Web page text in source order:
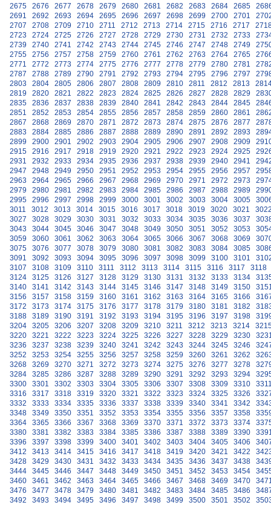
2675
2676 2677 2678 2679 2680 2681 2682 2683 2684 2685
2691
2692 2693 2694 2695 2696 2697 2698 2699 2700 2701
2707
2708 2709 2710 2711 2712 2713 2714 2715 2716 2717
2723
2724 2725 2726 2727 2728 2729 2730 2731 2732 2733
2739
2740 2741 2742 2743 2744 2745 2746 2747 2748 2749
2755
2756 2757 2758 2759 2760 2761 2762 2763 2764 2765
2771
2772 2773 2774 2775 2776 2777 2778 2779 2780 2781
2787
2788 2789 2790 2791 2792 2793 2794 2795 2796 2797
2803
2804 2805 2806 2807 2808 2809 2810 2811 2812 2813
2819
2820 2821 2822 2823 2824 2825 2826 2827 2828 2829
2835
2836 2837 2838 2839 2840 2841 2842 2843 2844 2845
2851
2852 2853 2854 2855 2856 2857 2858 2859 2860 2861
2867
2868 2869 2870 2871 2872 2873 2874 2875 2876 2877
2883
2884 2885 2886 2887 2888 2889 2890 2891 2892 2893
2899
2900 2901 2902 2903 2904 2905 2906 2907 2908 2909
2915
2916 2917 2918 2919 2920 2921 2922 2923 2924 2925
2931
2932 2933 2934 2935 2936 2937 2938 2939 2940 2941
2947
2948 2949 2950 2951 2952 2953 2954 2955 2956 2957
2963
2964 2965 2966 2967 2968 2969 2970 2971 2972 2973
2979
2980 2981 2982 2983 2984 2985 2986 2987 2988 2989
2995
2996 2997 2998 2999 3000 3001 3002 3003 3004 3005
3011
3012 3013 3014 3015 3016 3017 3018 3019 3020 3021
3027
3028 3029 3030 3031 3032 3033 3034 3035 3036 3037
3043
3044 3045 3046 3047 3048 3049 3050 3051 3052 3053
3059
3060 3061 3062 3063 3064 3065 3066 3067 3068 3069
3075
3076 3077 3078 3079 3080 3081 3082 3083 3084 3085
3091
3092 3093 3094 3095 3096 3097 3098 3099 3100 3101
3107
3108 3109 3110 3111 3112 3113 3114 3115 3116 3117
3118
3124
3125 3126 3127 3128 3129 3130 3131 3132 3133 3134
3140
3141 3142 3143 3144 3145 3146 3147 3148 3149 3150
3156
3157 3158 3159 3160 3161 3162 3163 3164 3165 3166
3172
3173 3174 3175 3176 3177 3178 3179 3180 3181 3182
3188
3189 3190 3191 3192 3193 3194 3195 3196 3197 3198
3204
3205 3206 3207 3208 3209 3210 3211 3212 3213 3214
3220
3221 3222 3223 3224 3225 3226 3227 3228 3229 3230
3236
3237 3238 3239 3240 3241 3242 3243 3244 3245 3246
3252
3253 3254 3255 3256 3257 3258 3259 3260 3261 3262
3268
3269 3270 3271 3272 3273 3274 3275 3276 3277 3278
3284
3285 3286 3287 3288 3289 3290 3291 3292 3293 3294
3300
3301 3302 3303 3304 3305 3306 3307 3308 3309 3310
3316
3317 3318 3319 3320 3321 3322 3323 3324 3325 3326
3332
3333 3334 3335 3336 3337 3338 3339 3340 3341 3342
3348
3349 3350 3351 3352 3353 3354 3355 3356 3357 3358
3364
3365 3366 3367 3368 3369 3370 3371 3372 3373 3374
3380
3381 3382 3383 3384 3385 3386 3387 3388 3389 3390
3396
3397 3398 3399 3400 3401 3402 3403 3404 3405 3406
3412
3413 3414 3415 3416 3417 3418 3419 3420 3421 3422
3428
3429 3430 3431 3432 3433 3434 3435 3436 3437 3438
3444
3445 3446 3447 3448 3449 3450 3451 3452 3453 3454
3460
3461 3462 3463 3464 3465 3466 3467 3468 3469 3470
3476
3477 3478 3479 3480 3481 3482 3483 3484 3485 3486
3492
3493 3494 3495 3496 3497 3498 3499 3500 3501 3502